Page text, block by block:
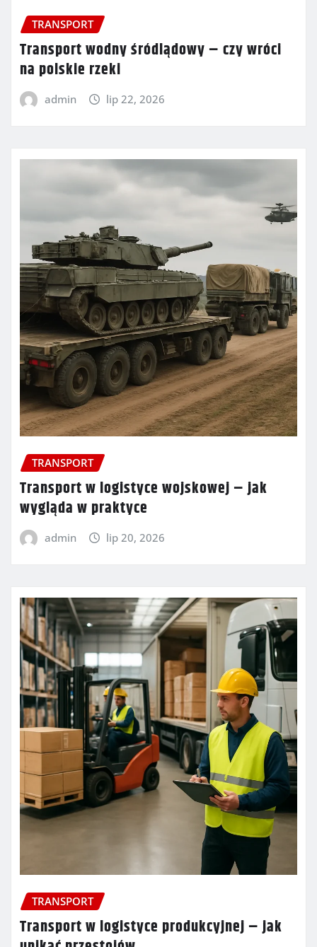
TRANSPORT
Transport wodny śródlądowy – czy wróci
na polskie rzeki
admin lip 22, 2026
TRANSPORT
Transport w logistyce wojskowej – jak
wygląda w praktyce
admin lip 20, 2026
TRANSPORT
Transport w logistyce produkcyjnej – jak